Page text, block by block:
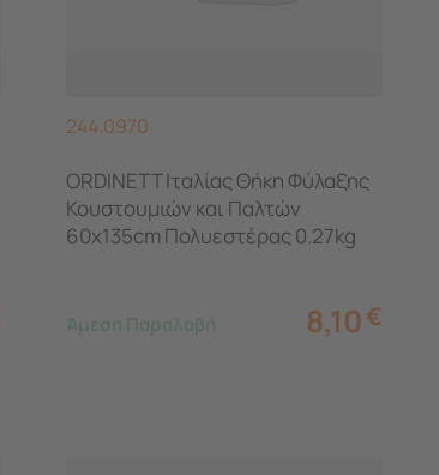
244.0970
ORDINETT Ιταλίας Θήκη Φύλαξης
Κουστουμιών και Παλτών
60x135cm Πολυεστέρας 0.27kg
Άμεση Παραλαβή 8,10€